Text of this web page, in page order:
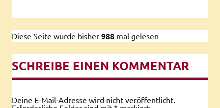
Diese Seite wurde bisher 988 mal gelesen
SCHREIBE EINEN KOMMENTAR
Deine E-Mail-Adresse wird nicht veröffentlicht.